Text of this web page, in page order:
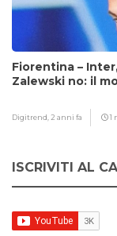
Fiorentina –
Zalewski no: il
Digitrend, 2 anni fa 1
ISCRIVITI AL